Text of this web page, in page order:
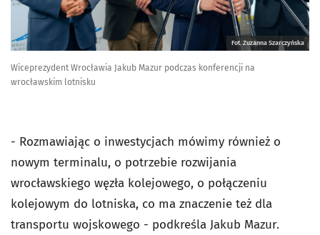
Fot. Zuzanna Szarczyńska
Wiceprezydent Wrocławia Jakub Mazur podczas konferencji na
wrocławskim lotnisku
- Rozmawiając o inwestycjach mówimy również o
nowym terminalu, o potrzebie rozwijania
wrocławskiego węzła kolejowego, o połączeniu
kolejowym do lotniska, co ma znaczenie też dla
transportu wojskowego - podkreśla Jakub Mazur.